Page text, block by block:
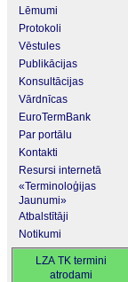
Lēmumi
Protokoli
Vēstules
Publikācijas
Konsultācijas
Vārdnīcas
EuroTermBank
Par portālu
Kontakti
Resursi internetā
«Terminoloģijas
Jaunumi»
Atbalstītāji
Notikumi
LZA TK termini
atrodami